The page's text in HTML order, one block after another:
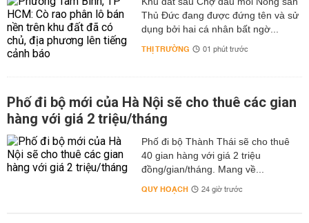
Thủ Đức đang được đứng tên và sử
dụng bởi hai cá nhân bất ngờ...
THỊ TRƯỜNG 01 phút trước
Phố đi bộ mới của Hà Nội sẽ cho thuê các gian
hàng với giá 2 triệu/tháng
Phố đi bộ Thành Thái sẽ cho thuê
40 gian hàng với giá 2 triệu
đồng/gian/tháng. Mang về...
QUY HOẠCH 24 giờ trước